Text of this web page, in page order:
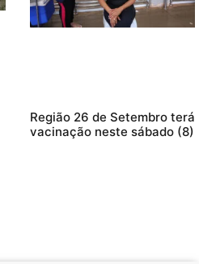
Região 26 de Setembro terá
vacinação neste sábado (8)